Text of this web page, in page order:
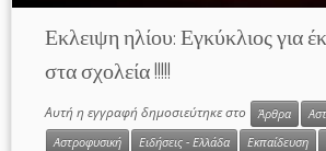
Εκλειψη ηλίου: Εγκύκλιος για
στα σχολεία !!!!!
Αυτή η εγγραφή δημοσιεύτηκε στο Άρθρα
Αστροφυσική
Ειδήσεις - Ελλάδα Εκπαίδευση